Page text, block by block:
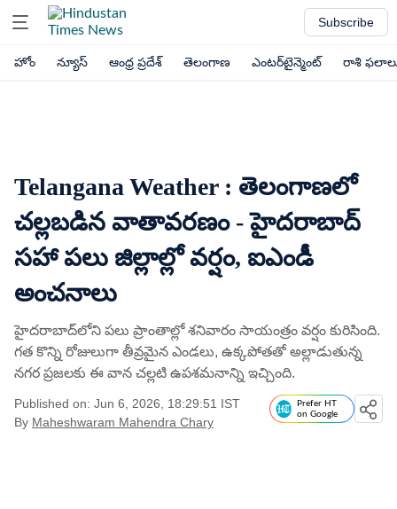
Subscribe
హోం న్యూస్ ఆంధ్ర ప్రదేశ్ తెలంగాణ ఎంటర్‌టైన్మెంట్ రాశి
Telangana Weather : తెలంగాణలో
చల్లబడిన వాతావరణం - హైదరాబాద్
సహా పలు జిల్లాల్లో వర్షం, ఐఎండీ
అంచనాలు
హైదరాబాద్‌లోని పలు ప్రాంతాల్లో శనివారం సాయంత్రం వర్షం కురిసింది.
గత కొన్ని రోజులుగా తీవ్రమైన ఎండలు, ఉక్కపోతతో అల్లాడుతున్న
నగర ప్రజలకు ఈ వాన చల్లటి ఉపశమనాన్ని ఇచ్చింది.
Published on: Jun 6, 2026, 18:29:51 IST
By Maheshwaram Mahendra Chary
Prefer HT
on Google